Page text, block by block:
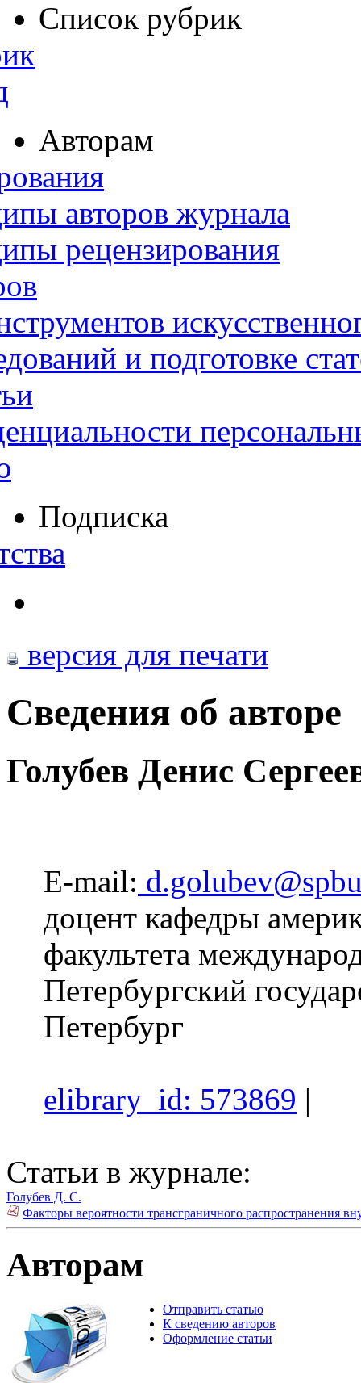
Список рубрик
Авторам
авторов журнала
рецензирования
и подготовке
Подписка
версия для печати
Сведения об авторе
Голубев Денис
E-mail:
доцент кафедры
факультета
Петербургский
Петербург
elibrary_id: 573869 |
Статьи в журнале:
Голубев Д. С.
Факторы вероятности трансграничного распространения
Авторам
Отправить статью
К сведению авторов
Оформление статьи